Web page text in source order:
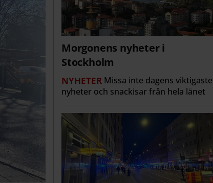
Morgonens nyheter i
Stockholm
NYHETER Missa inte dagens viktigaste
nyheter och snackisar från hela länet